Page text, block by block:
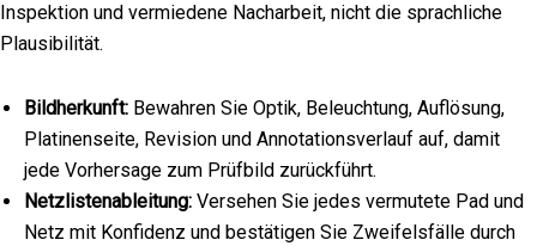
Inspektion und vermiedene Nacharbeit, nicht die sprachliche
Plausibilität.
Bildherkunft: Bewahren Sie Optik, Beleuchtung, Auflösung,
Platinenseite, Revision und Annotationsverlauf auf, damit
jede Vorhersage zum Prüfbild zurückführt.
Netzlistenableitung: Versehen Sie jedes vermutete Pad und
Netz mit Konfidenz und bestätigen Sie Zweifelsfälle durch